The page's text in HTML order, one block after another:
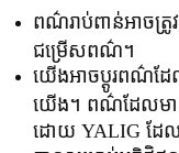
ពណ៌រាប់ពាន់អាចត្
ជម្រើសពណ៌។
យើងអាចប្ដូរពណ៌ដ
យើង។ ពណ៌ដែលមាន
ដោយ YALIG ដែ